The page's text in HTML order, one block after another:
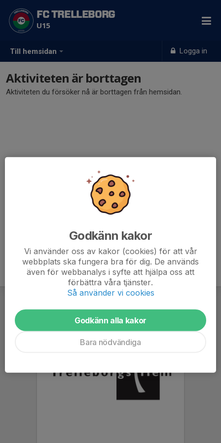
Till hemsidan Logga in
FC TRELLEBORG
U15
Aktiviteten är borttagen
Aktiviteten du försöker nå är borttagen från hemsidan.
Godkänn kakor
Vi använder oss av kakor (cookies) för att vår
webbplats ska fungera bra för dig. De används
även för webbanalys i syfte att hjälpa oss att
förbättra våra tjänster.
Så använder vi cookies
Godkänn alla kakor
Bara nödvändiga